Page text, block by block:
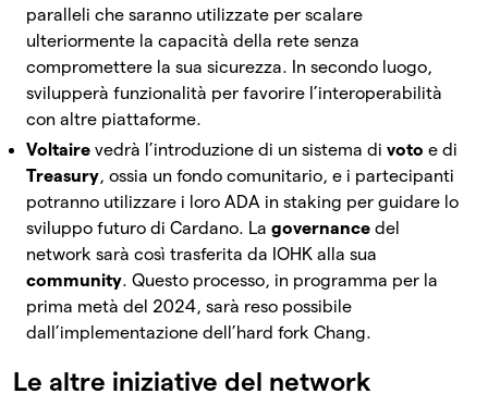
paralleli che saranno utilizzate per scalare
ulteriormente la capacità della rete senza
compromettere la sua sicurezza. In secondo luogo,
svilupperà funzionalità per favorire l’interoperabilità
con altre piattaforme.
Voltaire vedrà l’introduzione di un sistema di voto e di
Treasury, ossia un fondo comunitario, e i partecipanti
potranno utilizzare i loro ADA in staking per guidare lo
sviluppo futuro di Cardano. La governance del
network sarà così trasferita da IOHK alla sua
community. Questo processo, in programma per la
prima metà del 2024, sarà reso possibile
dall’implementazione dell’hard fork Chang.
Le altre iniziative del network